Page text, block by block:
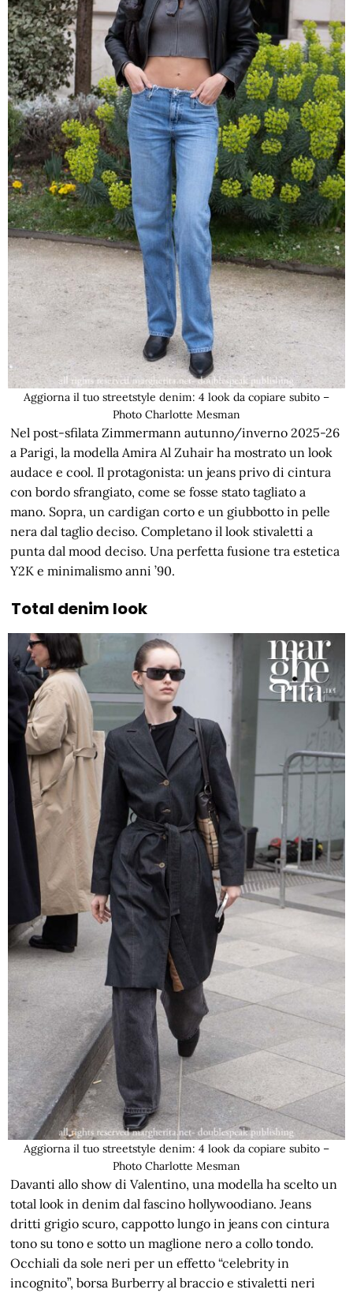
Aggiorna il tuo streetstyle denim: 4 look da copiare subito –
Photo Charlotte Mesman
Nel post-sfilata Zimmermann autunno/inverno 2025-26
a Parigi, la modella Amira Al Zuhair ha mostrato un look
audace e cool. Il protagonista: un jeans privo di cintura
con bordo sfrangiato, come se fosse stato tagliato a
mano. Sopra, un cardigan corto e un giubbotto in pelle
nera dal taglio deciso. Completano il look stivaletti a
punta dal mood deciso. Una perfetta fusione tra estetica
Y2K e minimalismo anni ’90.
Total denim look
Aggiorna il tuo streetstyle denim: 4 look da copiare subito –
Photo Charlotte Mesman
Davanti allo show di Valentino, una modella ha scelto un
total look in denim dal fascino hollywoodiano. Jeans
dritti grigio scuro, cappotto lungo in jeans con cintura
tono su tono e sotto un maglione nero a collo tondo.
Occhiali da sole neri per un effetto “celebrity in
incognito”, borsa Burberry al braccio e stivaletti neri